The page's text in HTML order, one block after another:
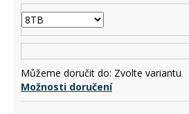
Můžeme doručit do: Zvolte variantu
Možnosti doručení
u
u
e
m